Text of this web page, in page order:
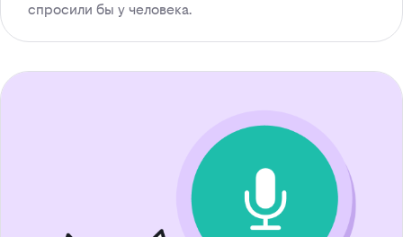
спросили бы у человека.